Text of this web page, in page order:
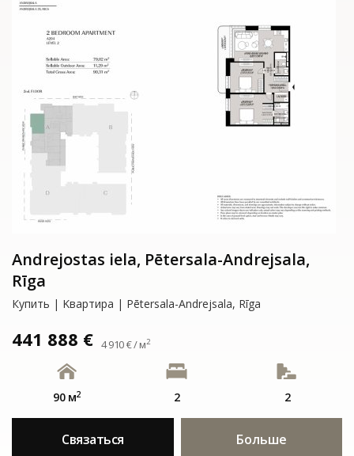
Andrejostas iela, Pētersala-Andrejsala,
Rīga
Купить | Kвартирa | Pētersala-Andrejsala, Rīga
441 888 € 4 910 € / м2
90 м2 2 2
Связаться Больше